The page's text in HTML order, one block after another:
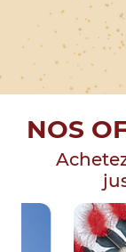
NOS